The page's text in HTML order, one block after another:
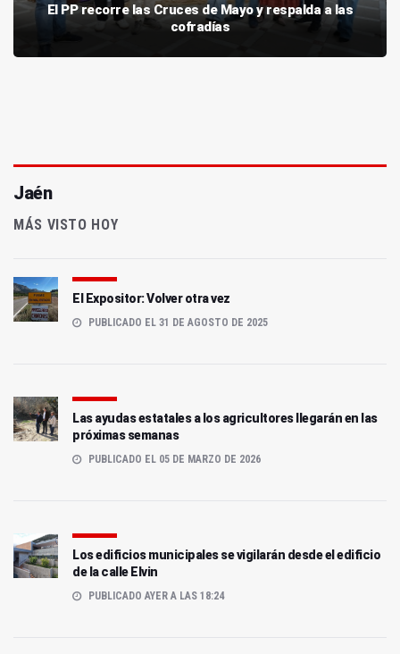
El PP recorre las Cruces de Mayo y respalda a las
cofradías
Jaén
MÁS VISTO HOY
El Expositor: Volver otra vez
PUBLICADO EL 31 DE AGOSTO DE 2025
Las ayudas estatales a los agricultores llegarán en las
próximas semanas
PUBLICADO EL 05 DE MARZO DE 2026
Los edificios municipales se vigilarán desde el edificio
de la calle Elvin
PUBLICADO AYER A LAS 18:24